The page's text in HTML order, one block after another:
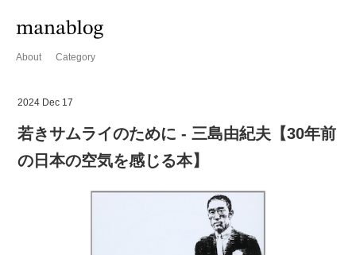
About Category
2024 Dec 17
若きサムライのために - 三島由紀夫【30年前
の日本の空気を感じる本】